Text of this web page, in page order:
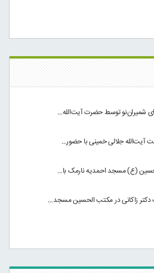
شمیران‌نو توسط حضرت آیت‌الله…
آیت‌الله جلالی خمینی با حضور…
(ع) مسجد احمدیه نارمک با…
دکتر زاکانی در مکتب الحسین مسجد…